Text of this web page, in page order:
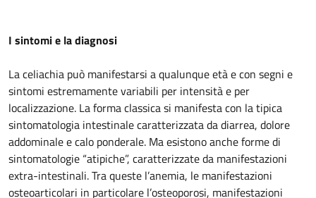
I sintomi e la diagnosi
La celiachia può manifestarsi a qualunque età e con segni e
sintomi estremamente variabili per intensità e per
localizzazione. La forma classica si manifesta con la tipica
sintomatologia intestinale caratterizzata da diarrea, dolore
addominale e calo ponderale. Ma esistono anche forme di
sintomatologie “atipiche”, caratterizzate da manifestazioni
extra-intestinali. Tra queste l’anemia, le manifestazioni
osteoarticolari in particolare l’osteoporosi, manifestazioni